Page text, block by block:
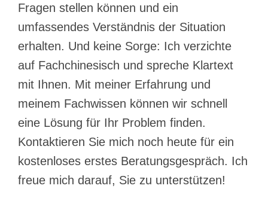
Fragen stellen können und ein
umfassendes Verständnis der Situation
erhalten. Und keine Sorge: Ich verzichte
auf Fachchinesisch und spreche Klartext
mit Ihnen. Mit meiner Erfahrung und
meinem Fachwissen können wir schnell
eine Lösung für Ihr Problem finden.
Kontaktieren Sie mich noch heute für ein
kostenloses erstes Beratungsgespräch. Ich
freue mich darauf, Sie zu unterstützen!